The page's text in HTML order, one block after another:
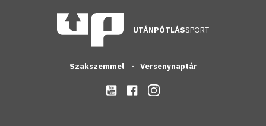
UTÁNPÓTLÁSSPORT
Szakszemmel Versenynaptár